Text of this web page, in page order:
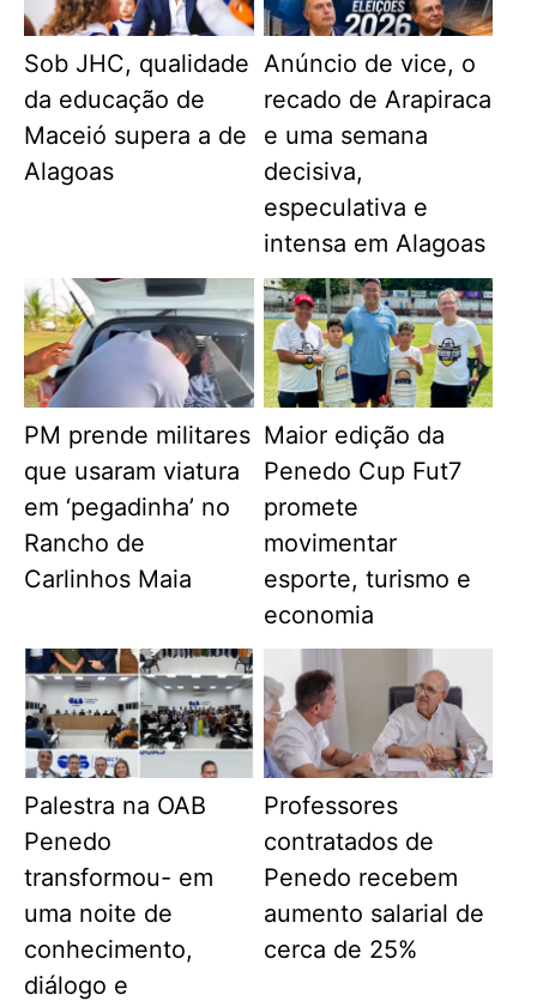
Sob JHC, qualidade
da educação de
Maceió supera a de
Alagoas
Anúncio de vice, o
recado de Arapiraca
e uma semana
decisiva,
especulativa e
intensa em Alagoas
PM prende militares
que usaram viatura
em ‘pegadinha’ no
Rancho de
Carlinhos Maia
Maior edição da
Penedo Cup Fut7
promete
movimentar
esporte, turismo e
economia
Palestra na OAB
Penedo
transformou- em
uma noite de
conhecimento,
diálogo e
Professores
contratados de
Penedo recebem
aumento salarial de
cerca de 25%